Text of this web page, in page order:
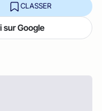
CLASSER
Google